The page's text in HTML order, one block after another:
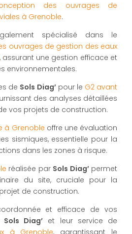
des ouvrages de
à Grenoble.
spécialisé dans le
ouvrages de gestion des eaux
, assurant une gestion efficace et
environnementales.
de Sols Diag’pour le G2 avant
des analyses détaillées
vos projets de construction.
à Grenoble offre une évaluation
sismiques, essentielle pour la
dans les zones à risque.
réalisée par Sols Diag’permet
du site, cruciale pour la
de construction.
et efficace de vos
Sols Diag’ et leur service de